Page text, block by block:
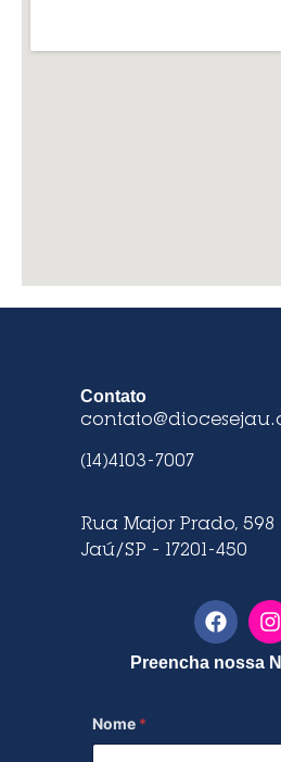
Contato
(14)4103-7007
Rua Major Prado, 598
Jaú/SP – 17201-450
Preencha nossa
Nome *